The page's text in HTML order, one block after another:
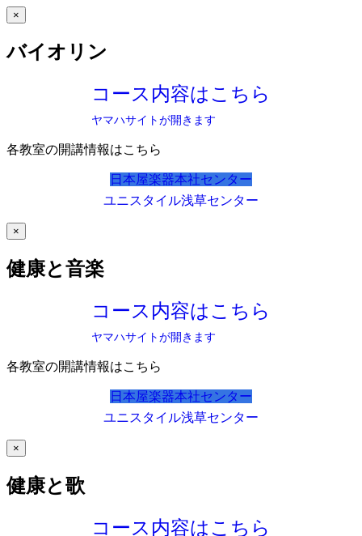
×
バイオリン
コース内容はこちら
ヤマハサイトが開きます
各教室の開講情報はこちら
日本屋楽器本社センター
ユニスタイル浅草センター
×
健康と音楽
コース内容はこちら
ヤマハサイトが開きます
各教室の開講情報はこちら
日本屋楽器本社センター
ユニスタイル浅草センター
×
健康と歌
コース内容はこちら